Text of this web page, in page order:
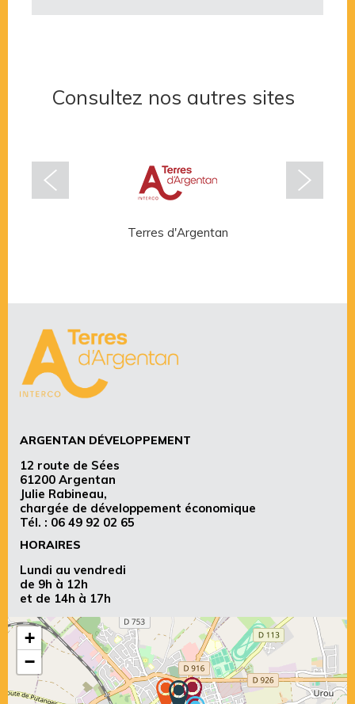
Consultez nos autres sites
Terres d'Argentan
ARGENTAN DÉVELOPPEMENT
12 route de Sées
61200 Argentan
Julie Rabineau,
chargée de développement économique
Tél. : 06 49 92 02 65
HORAIRES
Lundi au vendredi
de 9h à 12h
et de 14h à 17h
+
−